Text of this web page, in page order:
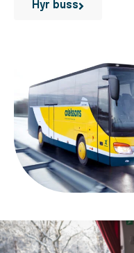
Hyr buss